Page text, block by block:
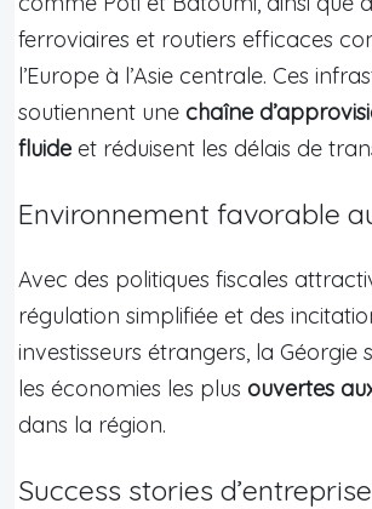
ferroviaires et routiers efficaces
l’Europe à l’Asie centrale. Ces
soutiennent une chaîne
fluide et réduisent les délais de
Environnement favorable
Avec des politiques fiscales
régulation simplifiée et des
investisseurs étrangers, la Géorgie
les économies les plus ouvertes
dans la région.
Success stories